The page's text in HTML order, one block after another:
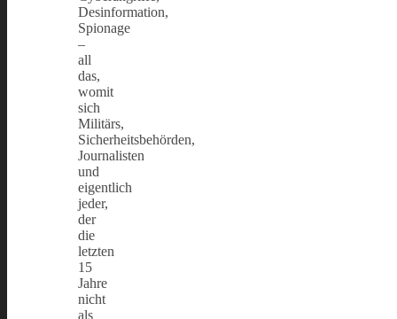
Desinformation,
Spionage
–
all
das,
womit
sich
Militärs,
Sicherheitsbehörden,
Journalisten
und
eigentlich
jeder,
der
die
letzten
15
Jahre
nicht
als